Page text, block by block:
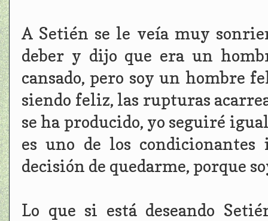
A Setién se le veía muy
deber y dijo que era un
cansado, pero soy un hombre
siendo feliz, las rupturas
se ha producido, yo seguiré
es uno de los
decisión de quedarme, porque
Lo que si está deseando